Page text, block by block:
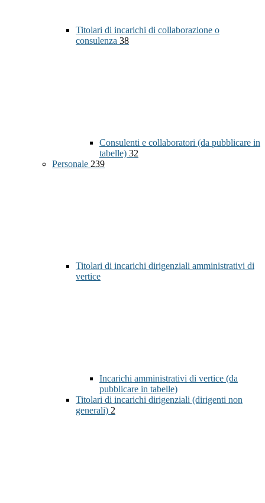
Titolari di incarichi di collaborazione o
consulenza 38
Consulenti e collaboratori (da pubblicare in
tabelle) 32
Personale 239
Titolari di incarichi dirigenziali amministrativi di
vertice
Incarichi amministrativi di vertice (da
pubblicare in tabelle)
Titolari di incarichi dirigenziali (dirigenti non
generali) 2